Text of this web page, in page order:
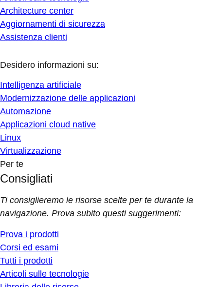
Architecture center
Aggiornamenti di sicurezza
Assistenza clienti
Desidero informazioni su:
Intelligenza artificiale
Modernizzazione delle applicazioni
Automazione
Applicazioni cloud native
Linux
Virtualizzazione
Per te
Consigliati
Ti consiglieremo le risorse scelte per te durante la
navigazione. Prova subito questi suggerimenti:
Prova i prodotti
Corsi ed esami
Tutti i prodotti
Articoli sulle tecnologie